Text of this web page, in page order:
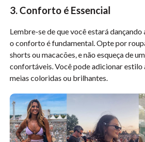
3. Conforto é Essencial
Lembre-se de que você estará
o conforto é fundamental. Opte por
shorts ou macacões, e não esqueça de
confortáveis. Você pode adicionar estilo
meias coloridas ou brilhantes.